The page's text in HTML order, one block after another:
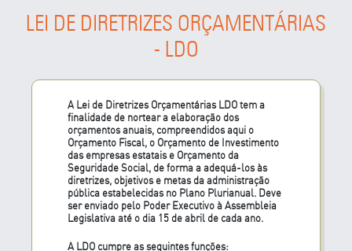
LEI DE DIRETRIZES ORÇAMENTÁRIAS
- LDO
A Lei de Diretrizes Orçamentárias LDO tem a
finalidade de nortear a elaboração dos
orçamentos anuais, compreendidos aqui o
Orçamento Fiscal, o Orçamento de Investimento
das empresas estatais e Orçamento da
Seguridade Social, de forma a adequá-los às
diretrizes, objetivos e metas da administração
pública estabelecidas no Plano Plurianual. Deve
ser enviado pelo Poder Executivo à Assembleia
Legislativa até o dia 15 de abril de cada ano.
A LDO cumpre as seguintes funções: